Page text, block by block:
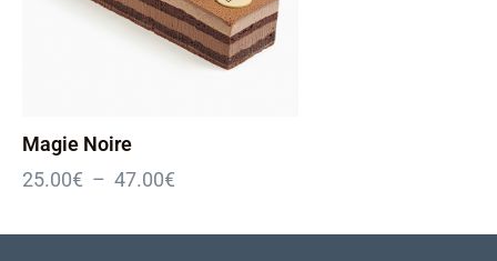
Magie Noire
25.00€ – 47.00€